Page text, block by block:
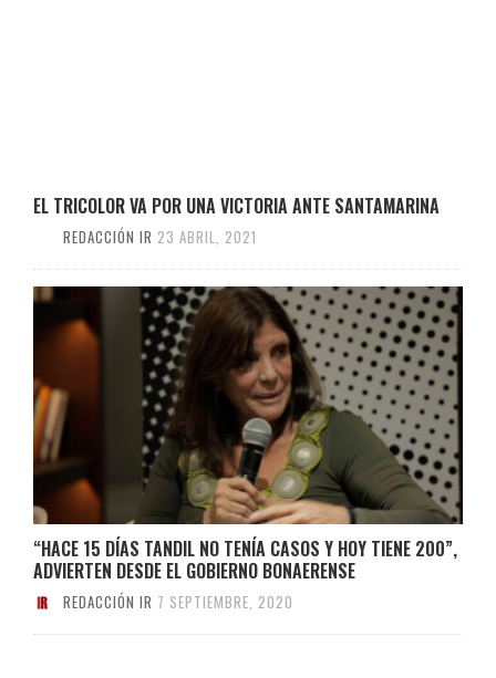
EL TRICOLOR VA POR UNA VICTORIA ANTE SANTAMARINA
REDACCIÓN IR 23 ABRIL, 2021
“HACE 15 DÍAS TANDIL NO TENÍA CASOS Y HOY TIENE 200”,
ADVIERTEN DESDE EL GOBIERNO BONAERENSE
REDACCIÓN IR 7 SEPTIEMBRE, 2020